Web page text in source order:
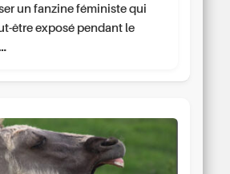
un fanzine féministe qui
être exposé pendant le